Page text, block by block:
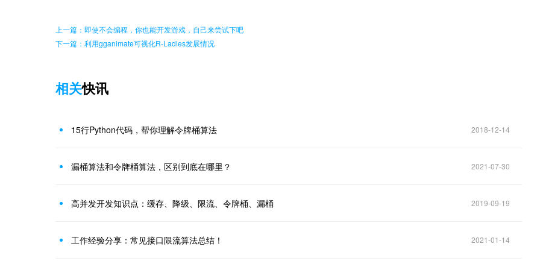
上一篇：即使不会编程，你也能开发游戏，自己来尝试下吧
下一篇：利用gganimate可视化R-Ladies发展情况
相关快讯
15行Python代码，帮你理解令牌桶算法 2018-12-14
漏桶算法和令牌桶算法，区别到底在哪里？ 2021-07-30
高并发开发知识点：缓存、降级、限流、令牌桶、漏桶 2019-09-19
工作经验分享：常见接口限流算法总结！ 2021-01-14